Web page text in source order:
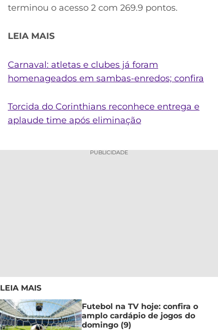
terminou o acesso 2 com 269.9 pontos.
LEIA MAIS
Carnaval: atletas e clubes já foram
homenageados em sambas-enredos; confira
Torcida do Corinthians reconhece entrega e
aplaude time após eliminação
PUBLICIDADE
LEIA MAIS
Futebol na TV hoje: confira o
amplo cardápio de jogos do
domingo (9)